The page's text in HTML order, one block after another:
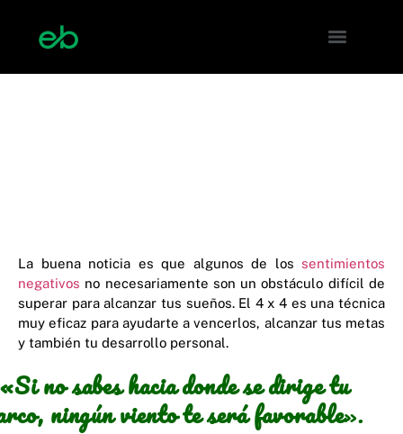
La buena noticia es que algunos de los sentimientos
negativos no necesariamente son un obstáculo difícil de
superar para alcanzar tus sueños. El 4 x 4 es una técnica
muy eficaz para ayudarte a vencerlos, alcanzar tus metas
y también tu desarrollo personal.
«Si no sabes hacia donde se dirige tu
ningún viento te será favorable».